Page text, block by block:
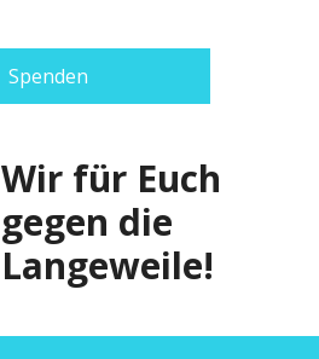
Wir für Euch
gegen die
Langeweile!